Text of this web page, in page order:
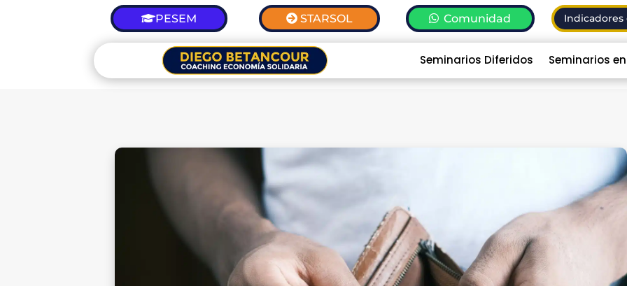
PESEM STARSOL Comunidad Indicadores
Seminarios Diferidos Seminarios